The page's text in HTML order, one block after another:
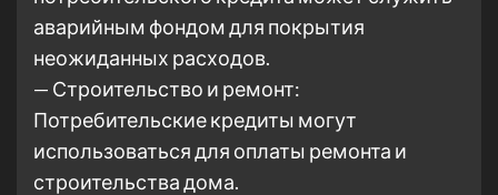
аварийным фондом для покрытия
неожиданных расходов.
— Строительство и ремонт:
Потребительские кредиты могут
использоваться для оплаты ремонта и
строительства дома.